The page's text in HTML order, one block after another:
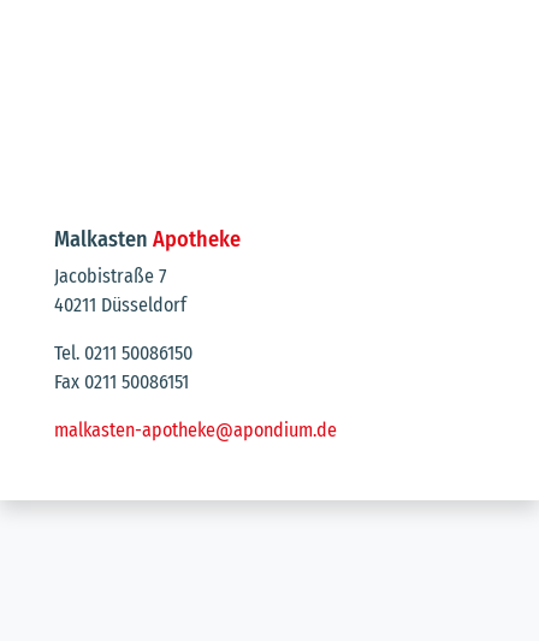
Malkasten Apotheke
Jacobistraße 7
40211 Düsseldorf
Tel. 0211 50086150
Fax 0211 50086151
malkasten-apotheke@apondium.de